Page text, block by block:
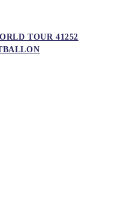
TOUR 41252